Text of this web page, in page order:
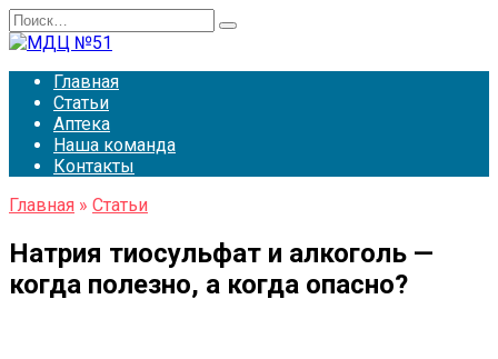
Перейти
к
Search
for:
Главная
Статьи
Аптека
Наша команда
Контакты
Главная » Статьи
Натрия тиосульфат и алкоголь —
когда полезно, а когда опасно?